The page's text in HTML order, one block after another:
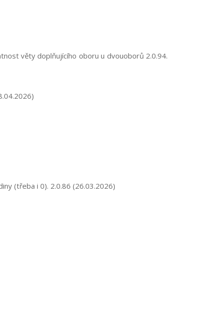
věty doplňujícího oboru u dvouoborů 2.0.94.
(třeba i 0). 2.0.86 (26.03.2026)